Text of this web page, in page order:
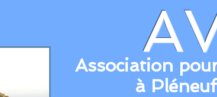
Association
à